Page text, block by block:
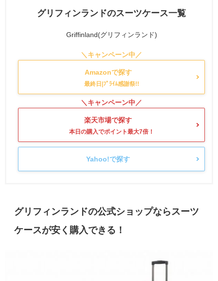
グリフィンランドのスーツケース一覧
Griffinland(グリフィンランド)
Amazonで探す
楽天市場で探す
Yahoo!で探す
グリフィンランドの公式ショップならスーツ
ケースが安く購入できる！